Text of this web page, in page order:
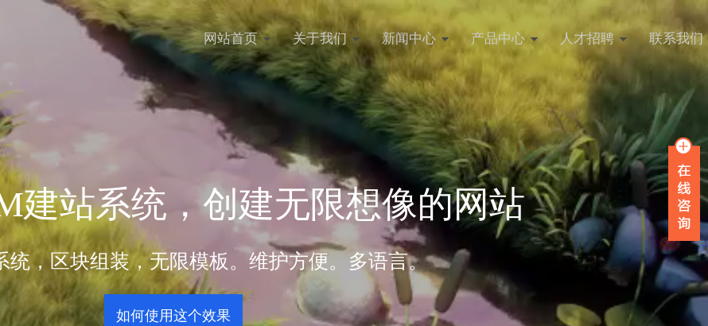
网站首页 关于我们 新闻中心 产品中心 人才招聘 联系我们
建站系统，创建无限想像的网站
统，区块组装，无限模板。维护方便。多语言。
如何使用这个效果